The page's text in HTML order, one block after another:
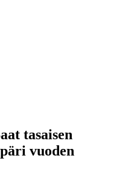
tasaisen
vuoden